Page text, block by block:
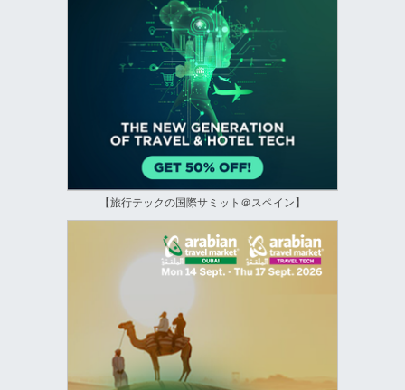
【旅行テックの国際サミット＠スペイン】